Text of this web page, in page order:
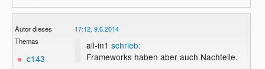
Autor dieses
Themas
c143
17:12, 9.6.2014
all-in1 schrieb:
Frameworks haben aber auch Nachteile.